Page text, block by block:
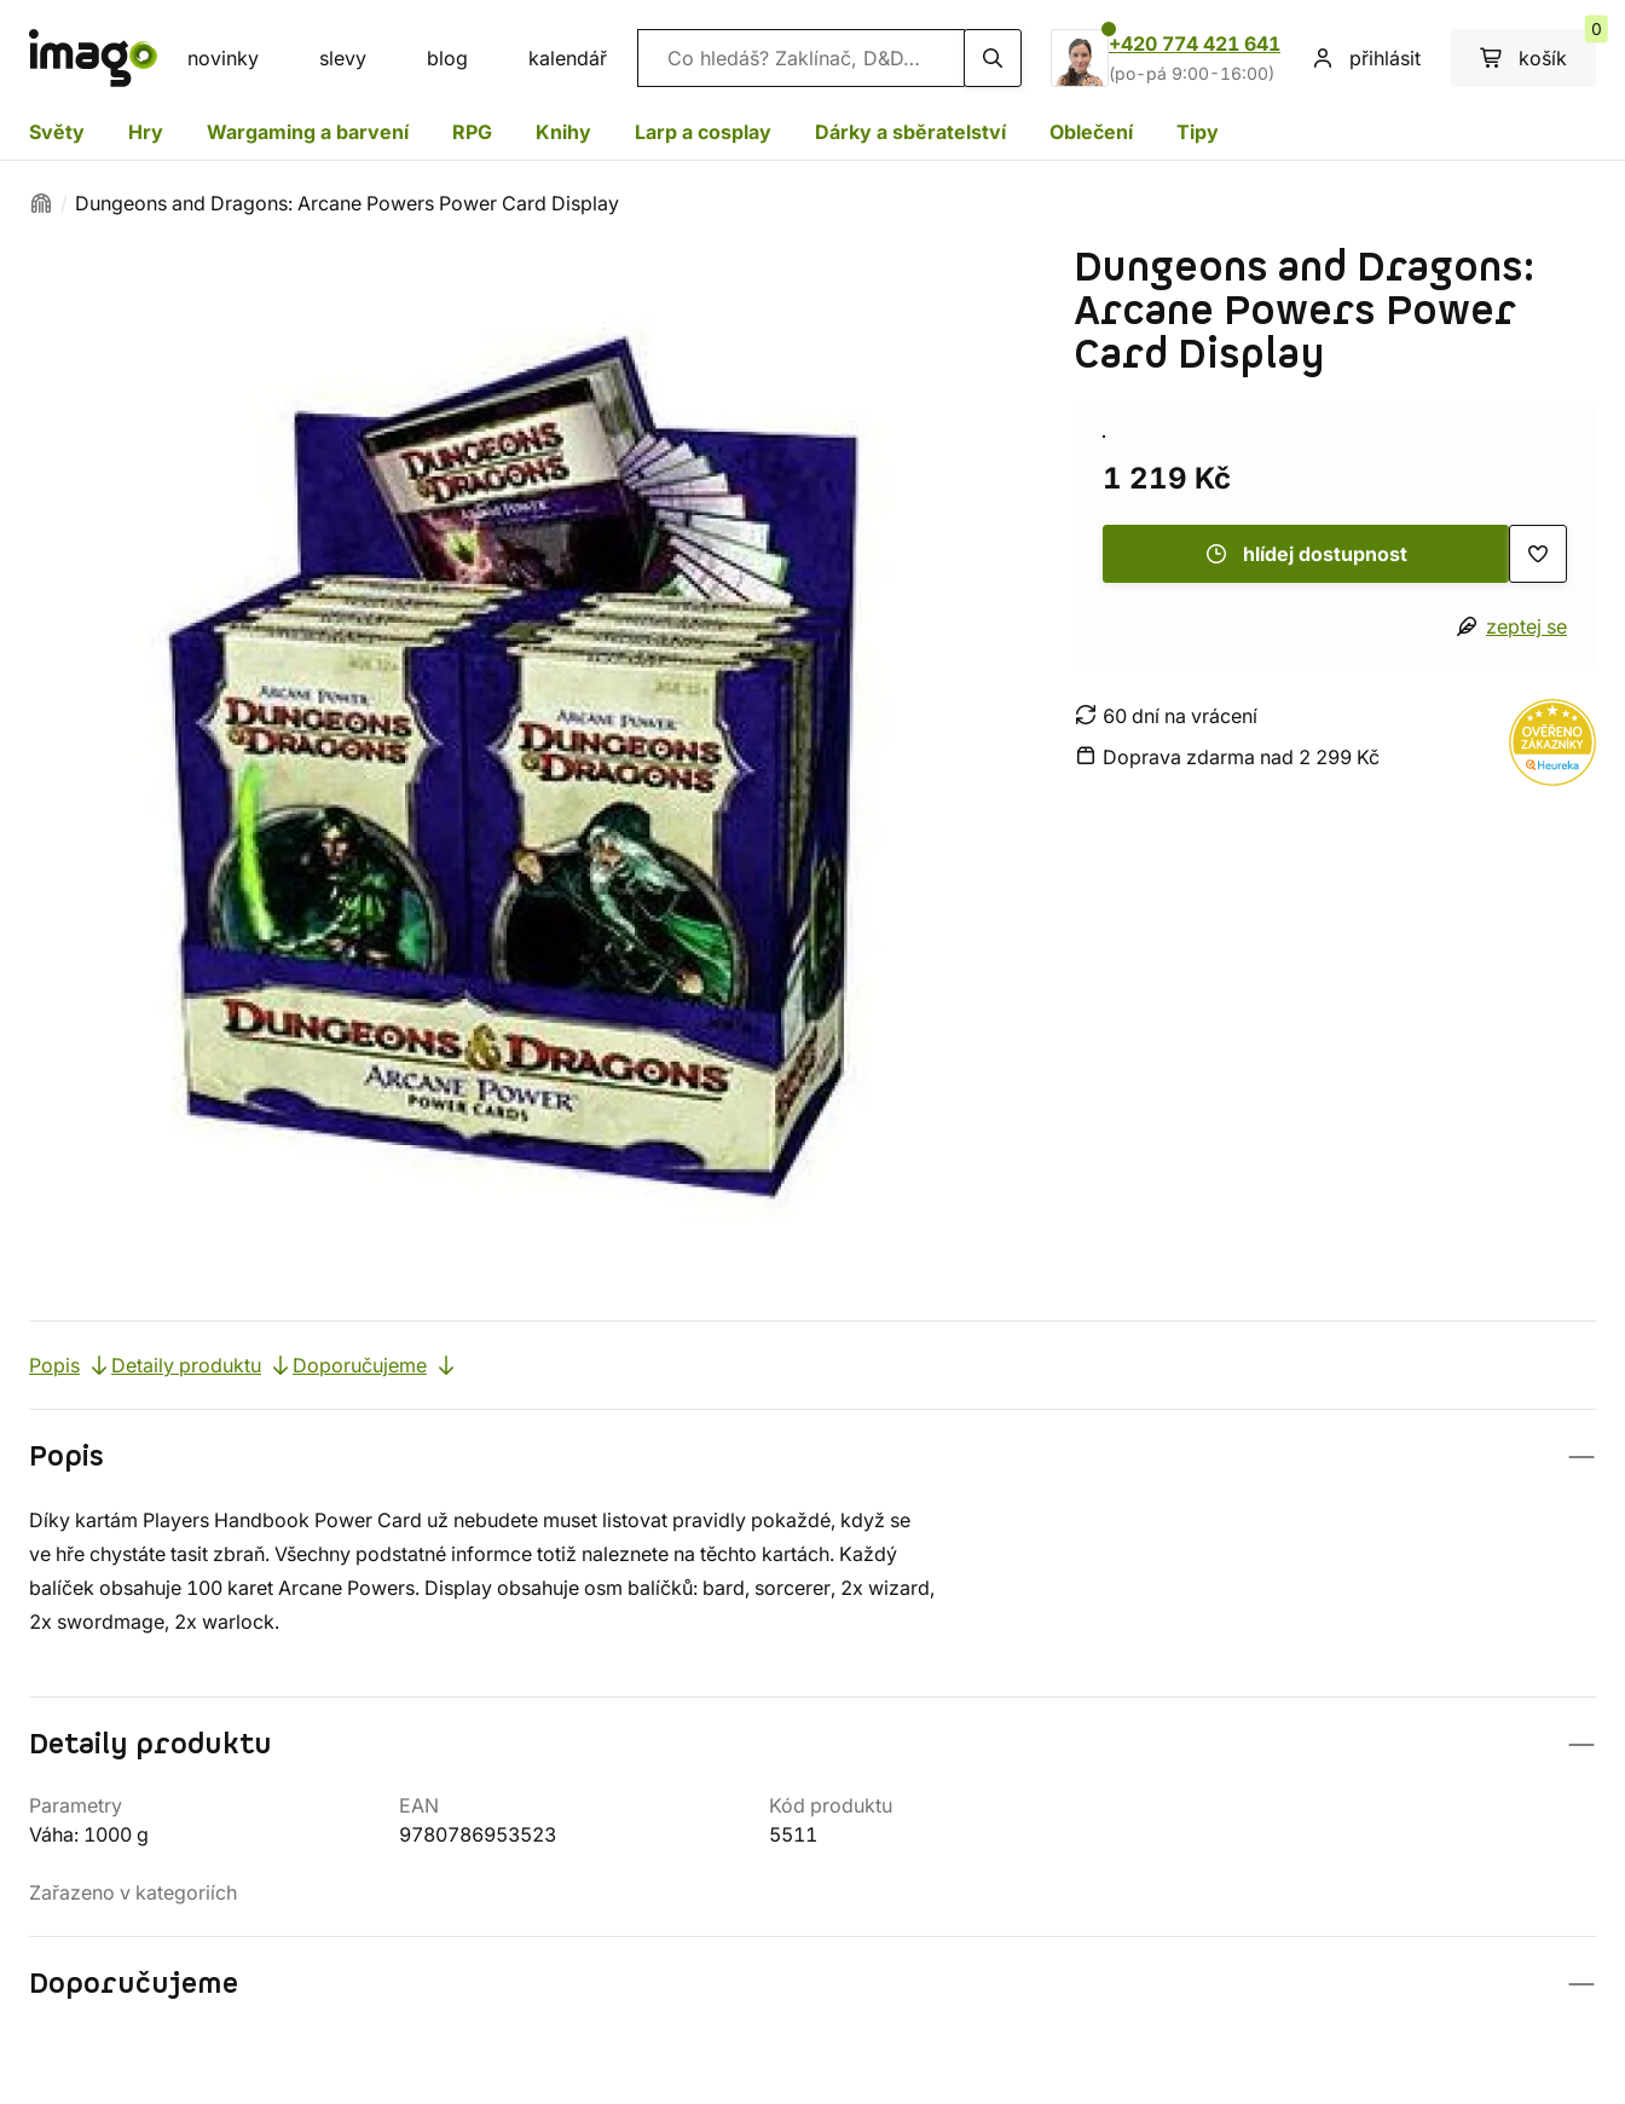
novinky slevy blog kalendář Vyhledávání
+420 774 421 641
(po-pá 9:00-16:00)
přihlásit košík
0
Světy Hry Wargaming a barvení RPG Knihy Larp a cosplay Dárky a sběratelství Oblečení Tipy
Dungeons and Dragons: Arcane Powers Power Card Display
Dungeons and Dragons:
Arcane Powers Power
Card Display
1 219 Kč
hlídej dostupnost
zeptej se
60 dní na vrácení
Doprava zdarma nad 2 299 Kč
Popis Detaily produktu Doporučujeme
Popis
Díky kartám Players Handbook Power Card už nebudete muset listovat pravidly pokaždé, když se
ve hře chystáte tasit zbraň. Všechny podstatné informce totiž naleznete na těchto kartách. Každý
balíček obsahuje 100 karet Arcane Powers. Display obsahuje osm balíčků: bard, sorcerer, 2x wizard,
2x swordmage, 2x warlock.
Detaily produktu
Parametry
Váha: 1000 g
EAN
9780786953523
Kód produktu
5511
Zařazeno v kategoriích
Doporučujeme